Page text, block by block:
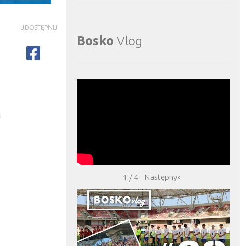
UDOSTĘPNIJ
Bosko Vlog
1 / 4 Następny»